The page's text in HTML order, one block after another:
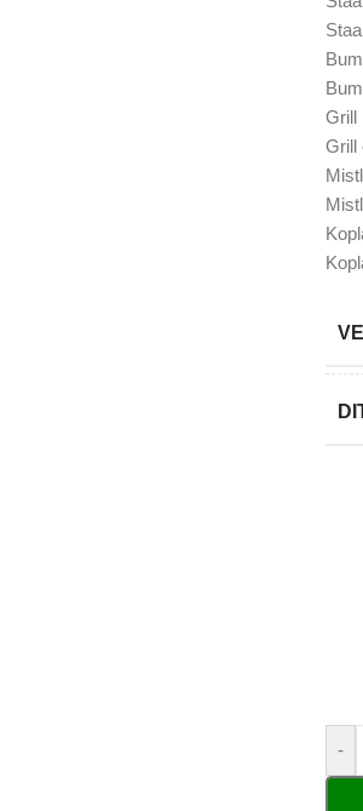
Grill
Grill
-